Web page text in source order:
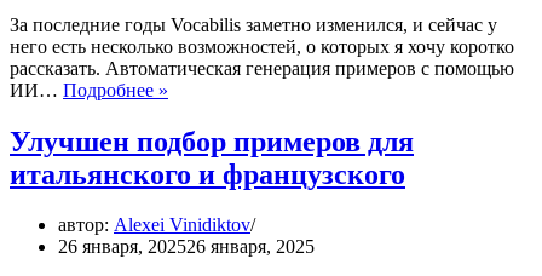
За последние годы Vocabilis заметно изменился, и сейчас у
него есть несколько возможностей, о которых я хочу коротко
рассказать. Автоматическая генерация примеров с помощью
ИИ… Подробнее »
Улучшен подбор примеров для
итальянского и французского
автор: Alexei Vinidiktov
26 января, 202526 января, 2025